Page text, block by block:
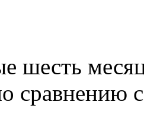
шесть
сравнению